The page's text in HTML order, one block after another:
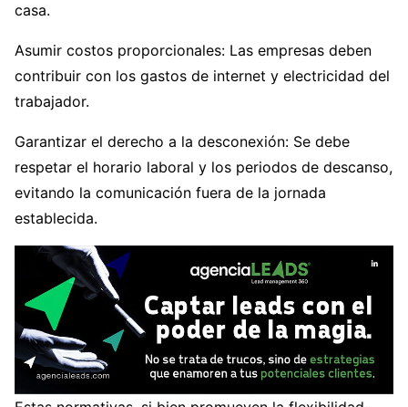
casa.
Asumir costos proporcionales: Las empresas deben
contribuir con los gastos de internet y electricidad del
trabajador.
Garantizar el derecho a la desconexión: Se debe
respetar el horario laboral y los periodos de descanso,
evitando la comunicación fuera de la jornada
establecida.